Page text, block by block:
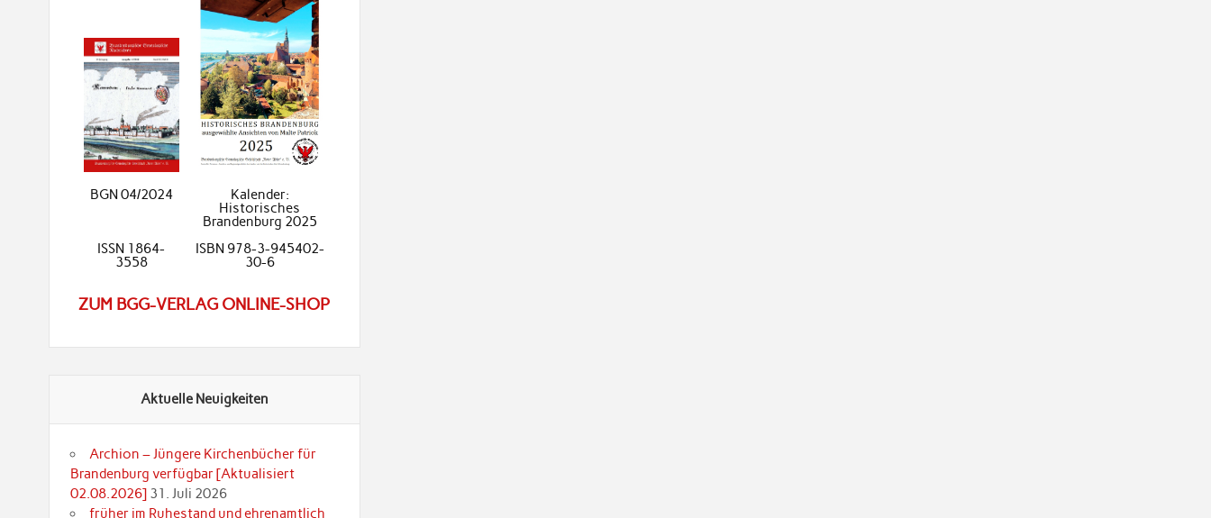
BGN 04/2024
Kalender:
Historisches
Brandenburg 2025
ISSN 1864-
3558
ISBN 978-3-945402-
30-6
ZUM BGG-VERLAG ONLINE-SHOP
Aktuelle Neuigkeiten
Archion – Jüngere Kirchenbücher für
Brandenburg verfügbar [Aktualisiert
02.08.2026] 31. Juli 2026
früher im Ruhestand und ehrenamtlich